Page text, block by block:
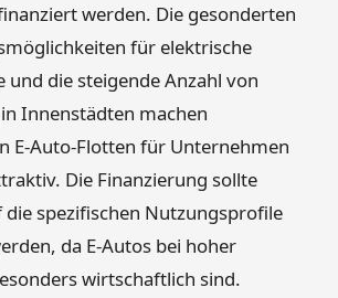
werden. Die gesonderten
für elektrische
und die steigende Anzahl von
Innenstädten machen
E-Auto-Flotten für Unternehmen
Die Finanzierung sollte
die spezifischen Nutzungsprofile
da E-Autos bei hoher
wirtschaftlich sind.